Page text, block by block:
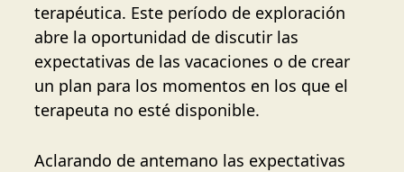
terapéutica. Este período de exploración
abre la oportunidad de discutir las
expectativas de las vacaciones o de crear
un plan para los momentos en los que el
terapeuta no esté disponible.
Aclarando de antemano las expectativas